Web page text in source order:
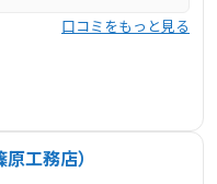
口コミをもっと見る
工務店）